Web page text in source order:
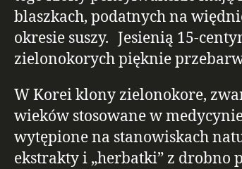
blaszkach, podatnych na
okresie suszy. Jesienią 15-
zielonokorych pięknie
W Korei klony zielonokore,
wieków stosowane w
wytępione na stanowiskach
ekstrakty i „herbatki” z drobno